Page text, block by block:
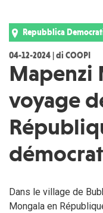
Repubblica
04-12-2024 | di COOPI
Mapenzi
voyage
Dans le village de
Mongala en